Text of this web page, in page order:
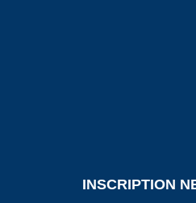
INSCRIPTION